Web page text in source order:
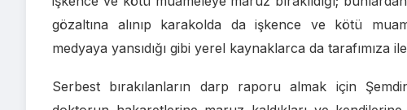
gözaltına alınıp karakolda da işkence ve kötü
medyaya yansıdığı gibi yerel kaynaklarca da tarafımıza
Serbest bırakılanların darp raporu almak için